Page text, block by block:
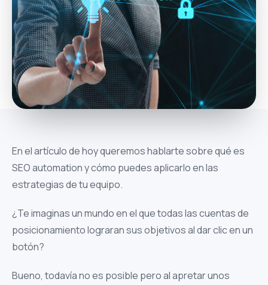
En el artículo de hoy queremos hablarte sobre qué es
SEO automation y cómo puedes aplicarlo en las
estrategias de tu equipo.
¿Te imaginas un mundo en el que todas las cuentas de
posicionamiento lograran sus objetivos al dar clic en un
botón?
Bueno, todavía no es posible pero al apretar unos